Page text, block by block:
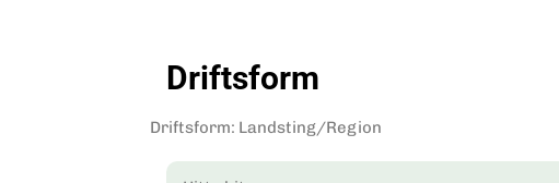
Driftsform
Driftsform: Landsting/Region